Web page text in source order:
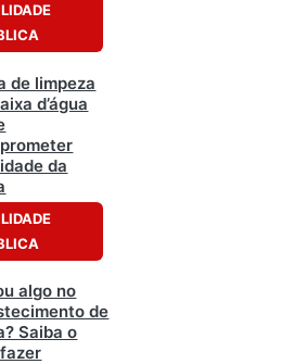
de limpeza
d’água
da
algo no
de
Saiba o